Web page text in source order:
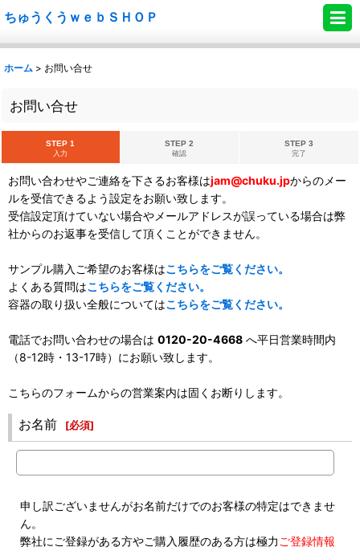
ちゅうくうｗｅｂＳＨＯＰ
ホーム > お問い合せ
お問い合せ
STEP 1
入力
STEP 2
確認
STEP 3
完了
お問い合わせやご連絡を下さるお客様はjam@chuku.jpからのメー
ルを受信できるよう設定をお願い致します。
受信設定頂けていない場合やメールアドレスが誤っている場合は弊
社からのお返事を受信して頂くことができません。
サンプル購入ご希望のお客様はこちらをご覧ください。
よくある質問はこちらをご覧ください。
容器の取り扱い全般についてはこちらをご覧ください。
電話でお問い合わせの場合は 0120-20-4668 へ平日営業時間内
（8-12時・13-17時）にお願い致します。
こちらのフォームからの営業案内は固くお断りします。
お名前 [必須]
申し訳ございませんがお名前だけでのお客様の特定はできませ
ん。
弊社にご登録がある方やご購入履歴のある方は極力 ご登録情報